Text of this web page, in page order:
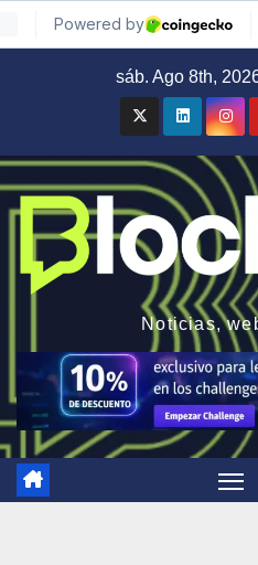
sáb. Ago 8th,
Noticias,